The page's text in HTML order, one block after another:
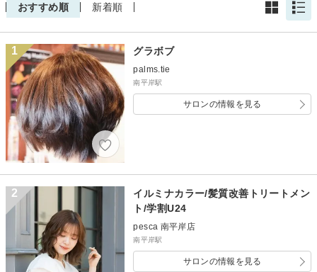
おすすめ順 新着順
1 グラボブ
palms.tie
南平岸駅
サロンの情報を見る
2
イルミナカラー/髪質改善トリートメン
ト/学割U24
pesca 南平岸店
南平岸駅
サロンの情報を見る